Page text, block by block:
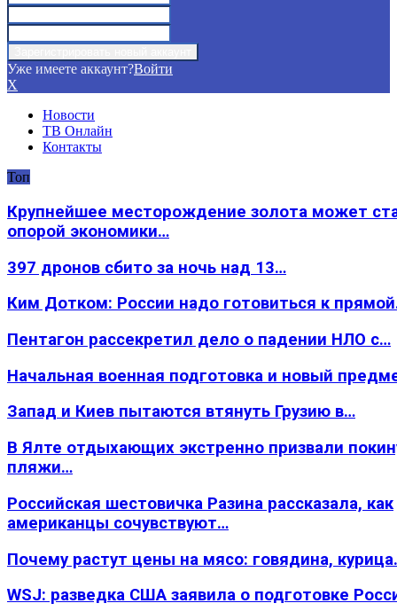
Уже имеете аккаунт?Войти
X
Новости
ТВ Онлайн
Контакты
Топ
Крупнейшее месторождение золота может
опорой экономики…
397 дронов сбито за ночь над 13…
Ким Дотком: России надо готовиться к
Пентагон рассекретил дело о падении НЛО с…
Начальная военная подготовка и новый
Запад и Киев пытаются втянуть Грузию в…
В Ялте отдыхающих экстренно призвали
пляжи…
Российская шестовичка Разина рассказала, как
американцы сочувствуют…
Почему растут цены на мясо: говядина,
WSJ: разведка США заявила о подготовке